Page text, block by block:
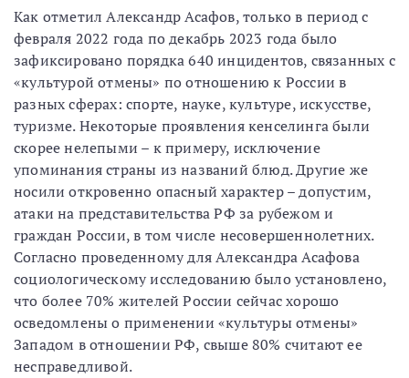
Как отметил Александр Асафов, только в период с
февраля 2022 года по декабрь 2023 года было
зафиксировано порядка 640 инцидентов, связанных с
«культурой отмены» по отношению к России в
разных сферах: спорте, науке, культуре, искусстве,
туризме. Некоторые проявления кенселинга были
скорее нелепыми – к примеру, исключение
упоминания страны из названий блюд. Другие же
носили откровенно опасный характер – допустим,
атаки на представительства РФ за рубежом и
граждан России, в том числе несовершеннолетних.
Согласно проведенному для Александра Асафова
социологическому исследованию было установлено,
что более 70% жителей России сейчас хорошо
осведомлены о применении «культуры отмены»
Западом в отношении РФ, свыше 80% считают ее
несправедливой.